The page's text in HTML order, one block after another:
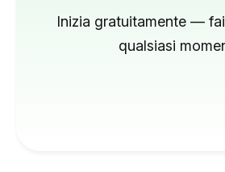
Inizia gratuitamente — fai
qualsiasi